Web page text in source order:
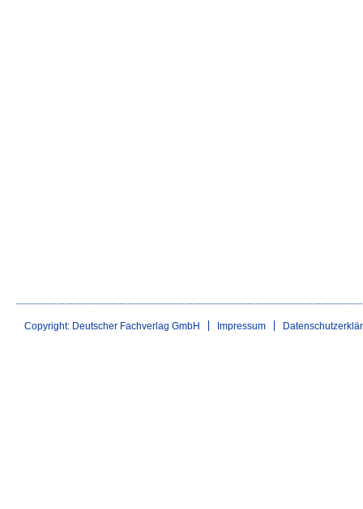
Copyright: Deutscher Fachverlag GmbH Impressum